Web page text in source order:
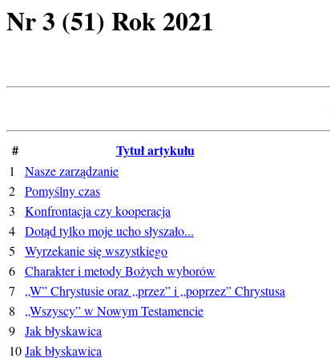
Nr 3 (51) Rok 2021
# Tytuł artykułu
1
Nasze zarządzanie
2 Pomyślny czas
3
Konfrontacja czy kooperacja
4 Dotąd tylko moje ucho słyszało...
5
Wyrzekanie się wszystkiego
6 Charakter i metody Bożych wyborów
7
„W” Chrystusie oraz „przez” i „poprzez” Chrystusa
8
„Wszyscy” w Nowym Testamencie
9 Jak błyskawica
10Jak błyskawica